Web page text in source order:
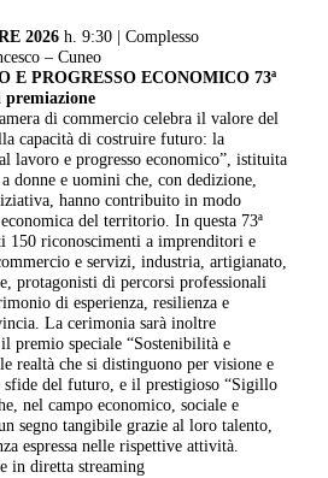
2026h. 9:30 | Complesso
– Cuneo
E PROGRESSO ECONOMICO73ª
premiazione
di commercio celebra il valore del
capacità di costruire futuro: la
lavoro e progresso economico”, istituita
donne e uomini che, con dedizione,
hanno contribuito in modo
del territorio. In questa 73ª
150 riconoscimenti a imprenditori e
e servizi, industria, artigianato,
protagonisti di percorsi professionali
di esperienza, resilienza e
La cerimonia sarà inoltre
premio speciale “Sostenibilità e
realtà che si distinguono per visione e
sfide del futuro, e il prestigioso “Sigillo
nel campo economico, sociale e
segno tangibile grazie al loro talento,
espressa nelle rispettive attività.
in diretta streaming